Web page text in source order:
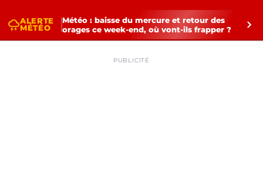
thunderstormALERTE
MÉTÉO
Météo : baisse du mercure et retour des
orages ce week-end, où vont-ils frapper ?
chevron_right
PUBLICITÉ